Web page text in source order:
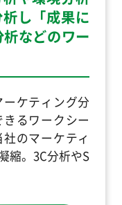
し「成果に
などのワー
ケティング分
るワークシー
のマーケティ
縮。3C分析やS